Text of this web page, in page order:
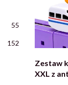
55
152
Zestaw
XXL z